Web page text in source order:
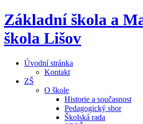
Základní škola a
škola Lišov
Úvodní stránka
Kontakt
ZŠ
O škole
Historie a současnost
Pedagogický sbor
Školská rada